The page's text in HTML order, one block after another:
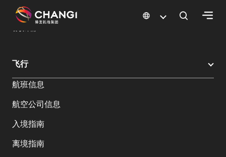
所
樟
宜
网
站:
选
樟宜机场 樟宜机场餐饮与购物
餐饮指南：餐厅和美食 | 樟宜机场
飞行
航班信息
航空公司信息
入境指南
离境指南